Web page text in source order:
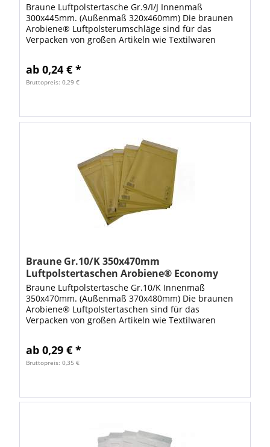
Braune Luftpolstertasche Gr.9/I/J Innenmaß
300x445mm. (Außenmaß 320x460mm) Die braunen
Arobiene® Luftpolsterumschläge sind für das
Verpacken von großen Artikeln wie Textilwaren
ab 0,24 € *
Bruttopreis: 0,29 €
Braune Gr.10/K 350x470mm
Luftpolstertaschen Arobiene® Economy
Braune Luftpolstertasche Gr.10/K Innenmaß
350x470mm. (Außenmaß 370x480mm) Die braunen
Arobiene® Luftpolstertaschen sind für das
Verpacken von großen Artikeln wie Textilwaren
ab 0,29 € *
Bruttopreis: 0,35 €